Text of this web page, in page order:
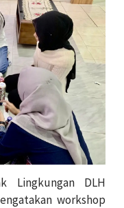
Lingkungan DLH
workshop